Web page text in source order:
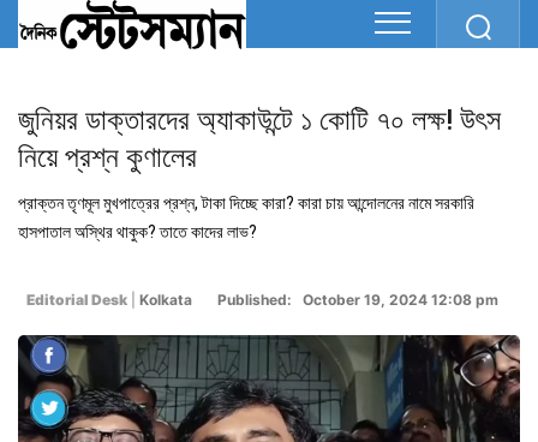
জুনিয়র ডাক্তারদের অ্যাকাউন্টে ১ কোটি ৭০ লক্ষ! উৎস
নিয়ে প্রশ্ন কুণালের
প্রাক্তন তৃণমূল মুখপাত্রের প্রশ্ন, টাকা দিচ্ছে কারা? কারা চায় আন্দোলনের নামে সরকারি
হাসপাতাল অস্থির থাকুক? তাতে কাদের লাভ?
Editorial Desk Kolkata Published: October 19, 2024 12:08 pm